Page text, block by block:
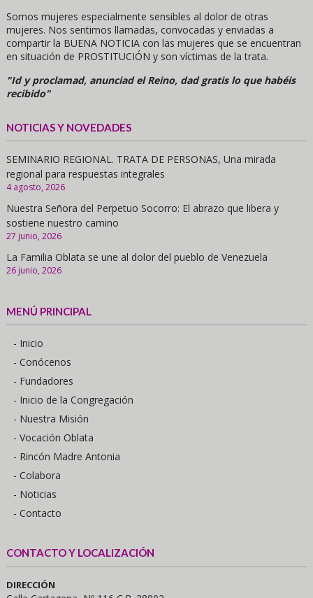
Somos mujeres especialmente sensibles al dolor de otras
mujeres. Nos sentimos llamadas, convocadas y enviadas a
compartir la BUENA NOTICIA con las mujeres que se encuentran
en situación de PROSTITUCIÓN y son víctimas de la trata.
"Id y proclamad, anunciad el Reino, dad gratis lo que habéis
recibido"
NOTICIAS Y NOVEDADES
SEMINARIO REGIONAL. TRATA DE PERSONAS, Una mirada
regional para respuestas integrales
4 agosto, 2026
Nuestra Señora del Perpetuo Socorro: El abrazo que libera y
sostiene nuestro camino
27 junio, 2026
La Familia Oblata se une al dolor del pueblo de Venezuela
26 junio, 2026
MENÚ PRINCIPAL
- Inicio
- Conócenos
- Fundadores
- Inicio de la Congregación
- Nuestra Misión
- Vocación Oblata
- Rincón Madre Antonia
- Colabora
- Noticias
- Contacto
CONTACTO Y LOCALIZACIÓN
DIRECCIÓN